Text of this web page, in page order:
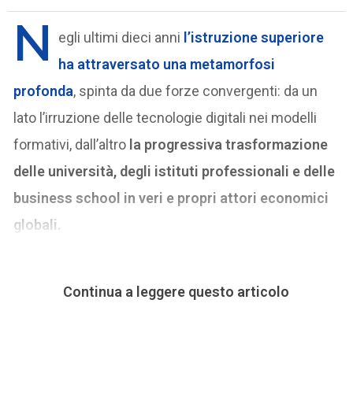
N egli ultimi dieci anni l’istruzione superiore
ha attraversato una metamorfosi
profonda, spinta da due forze convergenti: da un
lato l’irruzione delle tecnologie digitali nei modelli
formativi, dall’altro la progressiva trasformazione
delle università, degli istituti professionali e delle
business school in veri e propri attori economici
globali.
Continua a leggere questo articolo